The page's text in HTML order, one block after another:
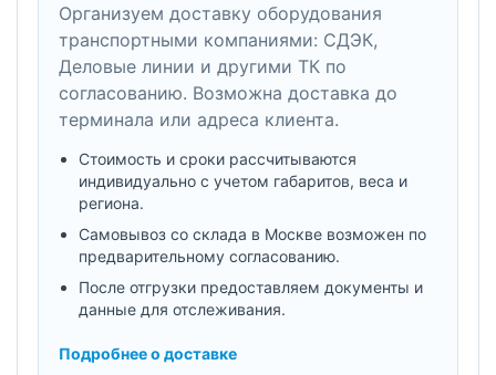
Организуем доставку оборудования
транспортными компаниями: СДЭК,
Деловые линии и другими ТК по
согласованию. Возможна доставка до
терминала или адреса клиента.
Стоимость и сроки рассчитываются
индивидуально с учетом габаритов, веса и
региона.
Самовывоз со склада в Москве возможен по
предварительному согласованию.
После отгрузки предоставляем документы и
данные для отслеживания.
Подробнее о доставке